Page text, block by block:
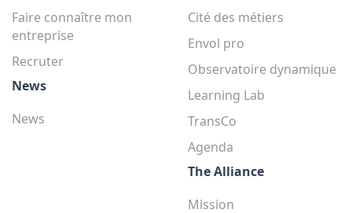
Faire connaître mon
entreprise
Recruter
News
News
Cité des métiers
Envol pro
Observatoire dynamique
Learning Lab
TransCo
Agenda
The Alliance
Mission